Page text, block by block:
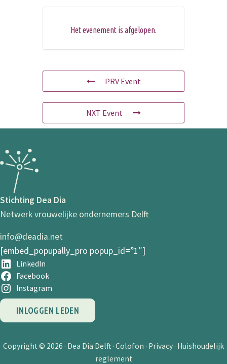
Het evenement is afgelopen.
PRV Event
NXT Event
Stichting Dea Dia
Netwerk vrouwelijke ondernemers Delft
info@deadia.net
[embed_popupally_pro popup_id=”1″]
LinkedIn
Facebook
Instagram
INLOGGEN LEDEN
Copyright © 2026 · Dea Dia Delft · Colofon · Privacy · Huishoudelijk
reglement